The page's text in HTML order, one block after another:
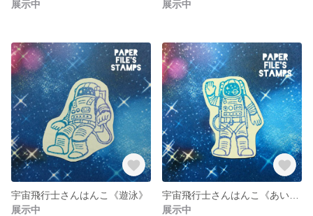
展示中
展示中
宇宙飛行士さんはんこ《遊泳》
展示中
展示中